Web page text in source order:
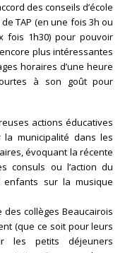
des conseils d’école
TAP (en une fois 3h ou
1h30) pour pouvoir
plus intéressantes
horaires d’une heure
à son goût pour
actions éducatives
municipalité dans les
évoquant la récente
consuls ou l’action du
enfants sur la musique
collèges Beaucairois
(que ce soit pour leurs
les petits déjeuners